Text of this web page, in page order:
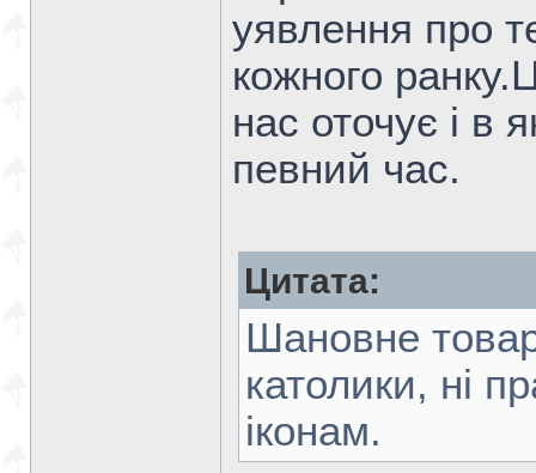
уявлення про
кожного
нас оточує і в
певний час.
Цитата:
Шановне
католики, ні
іконам.